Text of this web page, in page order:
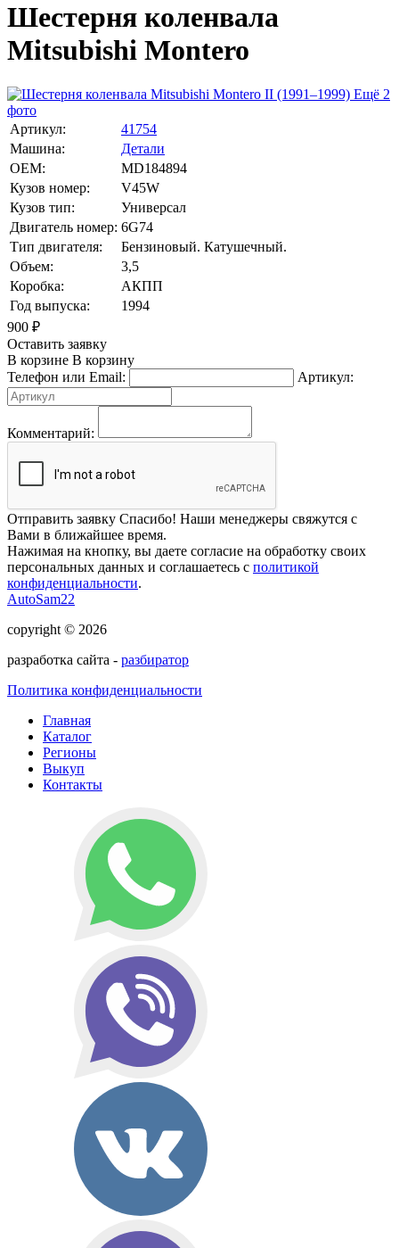
Шестерня коленвала
Mitsubishi Montero
Ещё 2
фото
Артикул:
41754
Машина:
Детали
OEM:
MD184894
Кузов номер:
V45W
Кузов тип:
Универсал
Двигатель номер: 6G74
Тип двигателя:
Бензиновый. Катушечный.
Объем:
3,5
Коробка:
АКПП
Год выпуска:
1994
900 ₽
Оставить заявку
В корзине В корзину
Телефон или Email:
Артикул:
Комментарий:
Отправить заявку Спасибо! Наши менеджеры свяжутся с
Вами в ближайшее время.
Нажимая на кнопку, вы даете согласие на обработку своих
персональных данных и соглашаетесь с политикой
конфиденциальности.
AutoSam22
copyright © 2026
разработка сайта - разбиратор
Политика конфиденциальности
Главная
Каталог
Регионы
Выкуп
Контакты